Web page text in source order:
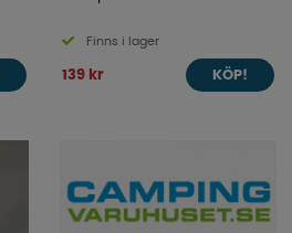
Finns i lager
139 kr KÖP!